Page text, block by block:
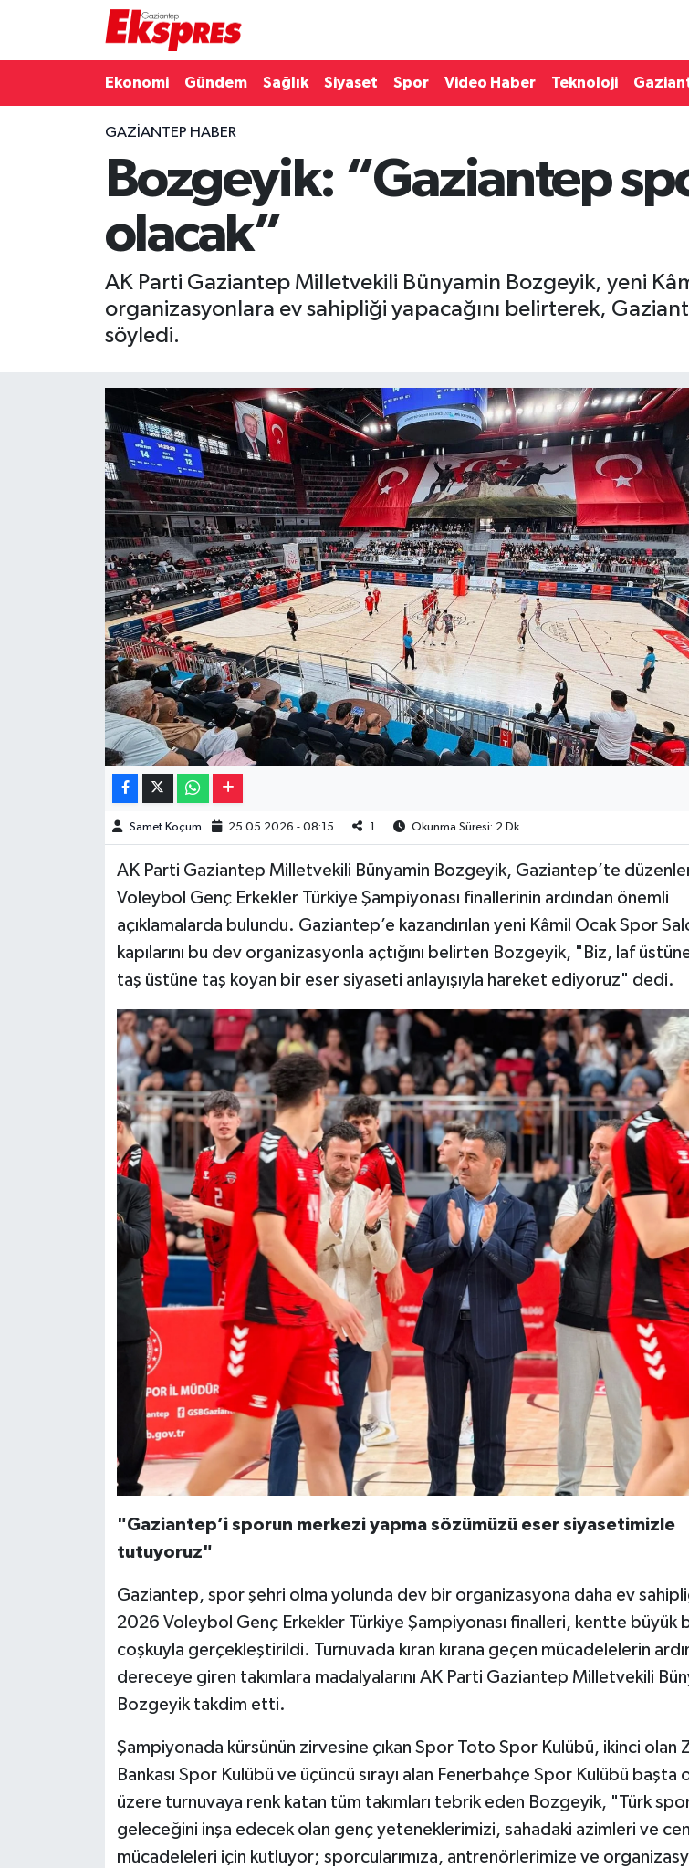
Ekonomi Gündem Sağlık Siyaset Spor Video Haber Teknoloji
GAZIANTEP HABER
Bozgeyik: “Gaziantep
olacak”
AK Parti Gaziantep Milletvekili Bünyamin Bozgeyik, yeni
organizasyonlara ev sahipliği yapacağını belirterek,
söyledi.
Samet Koçum 25.05.2026 - 08:15 Okunma Süresi: 2 Dk
AK Parti Gaziantep Milletvekili Bünyamin Bozgeyik, Gaziantep’te
Voleybol Genç Erkekler Türkiye Şampiyonası finallerinin ardından önemli
açıklamalarda bulundu. Gaziantep’e kazandırılan yeni Kâmil Ocak Spor
kapılarını bu dev organizasyonla açtığını belirten Bozgeyik, "Biz, laf
taş üstüne taş koyan bir eser siyaseti anlayışıyla hareket ediyoruz" dedi.
"Gaziantep’i sporun merkezi yapma sözümüzü eser siyasetimizle
tutuyoruz"
Gaziantep, spor şehri olma yolunda dev bir organizasyona daha ev
2026 Voleybol Genç Erkekler Türkiye Şampiyonası finalleri, kentte büyük
coşkuyla gerçekleştirildi. Turnuvada kıran kırana geçen mücadelelerin
dereceye giren takımlara madalyalarını AK Parti Gaziantep Milletvekili
Bozgeyik takdim etti.
Şampiyonada kürsünün zirvesine çıkan Spor Toto Spor Kulübü, ikinci olan
Bankası Spor Kulübü ve üçüncü sırayı alan Fenerbahçe Spor Kulübü başta
üzere turnuvaya renk katan tüm takımları tebrik eden Bozgeyik, "Türk
geleceğini inşa edecek olan genç yeteneklerimizi, sahadaki azimleri ve
mücadeleleri için kutluyor; sporcularımıza, antrenörlerimize ve
Gaziantep son dakika
Gündem
Haberler
Kültür Sanat
Resmi İlanlar
Sinemalar
Siyaset
Teknoloji
Video Haber
Yeme-İçme
Puan Durumu ve Fikstür
Son Dakika Haberleri
Haber Arşivi